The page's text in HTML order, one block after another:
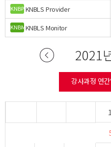
KNBPKNBLS Provider
KNBMKNBLS Monitor
2021
강사과정 연
1